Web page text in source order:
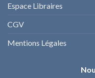
Espace Libraires
CGV
Mentions Légales